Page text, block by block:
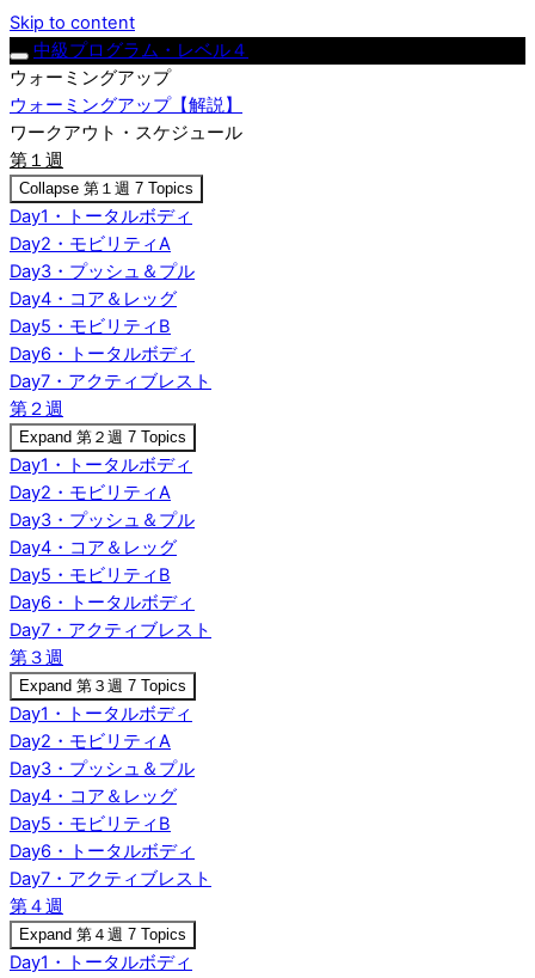
Skip to content
中級プログラム・レベル４
ウォーミングアップ
ウォーミングアップ【解説】
ワークアウト・スケジュール
第１週
Collapse 第１週 7 Topics
Day1・トータルボディ
Day2・モビリティA
Day3・プッシュ＆プル
Day4・コア＆レッグ
Day5・モビリティB
Day6・トータルボディ
Day7・アクティブレスト
第２週
Expand 第２週 7 Topics
Day1・トータルボディ
Day2・モビリティA
Day3・プッシュ＆プル
Day4・コア＆レッグ
Day5・モビリティB
Day6・トータルボディ
Day7・アクティブレスト
第３週
Expand 第３週 7 Topics
Day1・トータルボディ
Day2・モビリティA
Day3・プッシュ＆プル
Day4・コア＆レッグ
Day5・モビリティB
Day6・トータルボディ
Day7・アクティブレスト
第４週
Expand 第４週 7 Topics
Day1・トータルボディ